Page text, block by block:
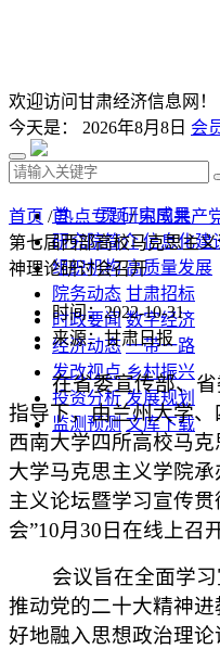
欢迎访问甘肃经济信息网！
今天是： 2026年8月8日 会
首 页 研究成果
研究院简介 信息化建
组织机构 高质量发展
院务动态 甘肃招标
时政要闻 数字经济
经济动态 一带一路
发改视点 乡村振兴
投资分析 发展规划
监测预测 文库下载
首页 /热点专题/中国共产
第七届西部高校马克思主
神理论研讨会召开
时间：2022-10-31
来源：甘肃日报
在省委宣传部、省
指导下，由兰州大学、
西南大学四所高校马
大学马克思主义学院
主义论坛暨学习宣传
会”10月30日在线上召开
会议旨在全面学习
推动党的二十大精神
好地融入思想政治理